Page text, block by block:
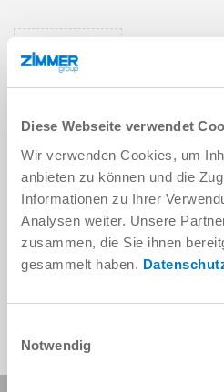
Diese Webseite verwendet
Wir verwenden Cookies, um
anbieten zu können und die
Informationen zu Ihrer
Analysen weiter. Unsere
zusammen, die Sie ihnen
gesammelt haben.
Notwendig
Télécharger